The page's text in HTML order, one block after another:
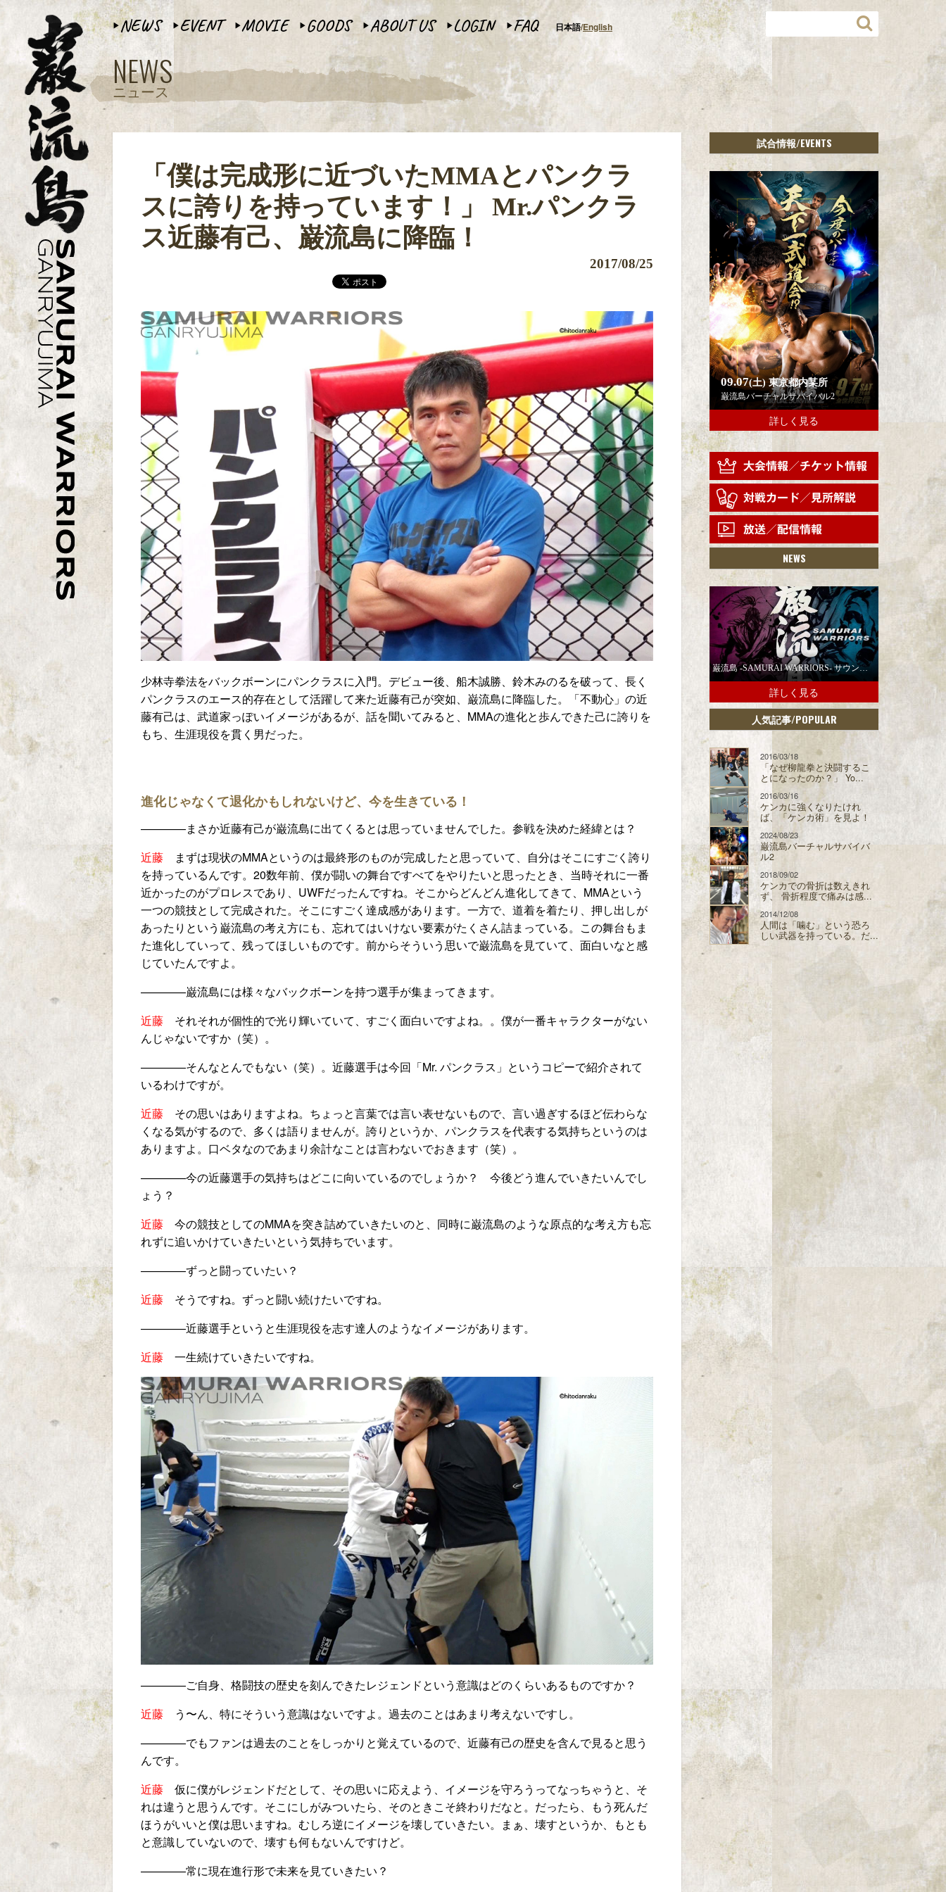
▶︎NEWS ▶︎ EVENT ▶︎MOVIE ▶︎ GOODS ▶︎ABOUT US ▶︎ LOGIN ▶︎FAQ 日本語English
NEWS
ニュース
「僕は完成形に近づいたMMAとパンクラ
スに誇りを持っています！」 Mr.パンクラ
ス近藤有己、巌流島に降臨！
2017/08/25
少林寺拳法をバックボーンにパンクラスに入門。デビュー後、船木誠勝、鈴木みのるを破って、長く
パンクラスのエース的存在として活躍して来た近藤有己が突如、巌流島に降臨した。「不動心」の近
藤有己は、武道家っぽいイメージがあるが、話を聞いてみると、 MMAの進化と歩んできた己に誇りを
もち、生涯現役を貫く男だった。
進化じゃなくて退化かもしれないけど、今を生きている！
————まさか近藤有己が巌流島に出てくるとは思っていませんでした。参戦を決めた経緯とは？
近藤 まずは現状のMMAというのは最終形のものが完成したと思っていて、自分はそこにすごく誇り
を持っているんです。 20数年前、僕が闘いの舞台ですべてをやりたいと思ったとき、当時それに一番
近かったのがプロレスであり、 UWFだったんですね。そこからどんどん進化してきて、 MMAという
一つの競技として完成された。そこにすごく達成感があります。一方で、道着を着たり、押し出しが
あったりという巌流島の考え方にも、忘れてはいけない要素がたくさん詰まっている。この舞台もま
た進化していって、残ってほしいものです。前からそういう思いで巌流島を見ていて、面白いなと感
じていたんですよ。
————巌流島には様々なバックボーンを持つ選手が集まってきます。
近藤 それそれが個性的で光り輝いていて、すごく面白いですよね。。僕が一番キャラクターがない
んじゃないですか（笑）。
————そんなとんでもない（笑）。近藤選手は今回「Mr. パンクラス」というコピーで紹介されて
いるわけですが。
近藤 その思いはありますよね。ちょっと言葉では言い表せないもので、言い過ぎするほど伝わらな
くなる気がするので、多くは語りませんが。誇りというか、パンクラスを代表する気持ちというのは
ありますよ。口ベタなのであまり余計なことは言わないでおきます（笑）。
————今の近藤選手の気持ちはどこに向いているのでしょうか？ 今後どう進んでいきたいんでし
ょう？
近藤 今の競技としてのMMAを突き詰めていきたいのと、同時に巌流島のような原点的な考え方も忘
れずに追いかけていきたいという気持ちでいます。
————ずっと闘っていたい？
近藤 そうですね。ずっと闘い続けたいですね。
————近藤選手というと生涯現役を志す達人のようなイメージがあります。
近藤 一生続けていきたいですね。
————ご自身、格闘技の歴史を刻んできたレジェンドという意識はどのくらいあるものですか？
近藤 う 〜ん、特にそういう意識はないですよ。過去のことはあまり考えないですし。
————でもファンは過去のことをしっかりと覚えているので、近藤有己の歴史を含んで見ると思う
んです。
近藤 仮に僕がレジェンドだとして、その思いに応えよう、イメージを守ろうってなっちゃうと、そ
れは違うと思うんです。そこにしがみついたら、そのときこそ終わりだなと。だったら、もう死んだ
ほうがいいと僕は思いますね。むしろ逆にイメージを壊していきたい。まぁ、壊すというか、もとも
と意識していないので、壊すも何もないんですけど。
————常に現在進行形で未来を見ていきたい？
試合情報/EVENTS
09.07(土)東京都内某所
巌流島バーチャルサバイバル2
詳しく見る
NEWS
巌流島 -SAMURAI WARRIORS- サウンドトラックの配信スタート！
詳しく見る
人気記事/POPULAR
2016/03/18
「なぜ柳龍拳と決闘するこ
とになったのか？」 Yo...
2016/03/16
ケンカに強くなりたけれ
ば、「ケンカ術」を見よ！
2024/08/23
巌流島バーチャルサバイバ
ル2
2018/09/02
ケンカでの骨折は数えきれ
ず、 骨折程度で痛みは感...
2014/12/08
人間は「噛む」という恐ろ
しい武器を持っている。だ...